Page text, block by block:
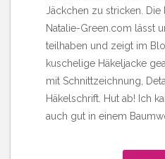
Jäckchen zu stricken. Die
Natalie-Green.com lässt
teilhaben und zeigt im
kuschelige Häkeljacke
mit Schnittzeichnung,
Häkelschrift. Hut ab! Ich
auch gut in einem